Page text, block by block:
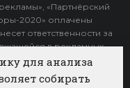
«Партнёрский
2020» оплачены
ответственности за
в рекламных
для анализа
собирать